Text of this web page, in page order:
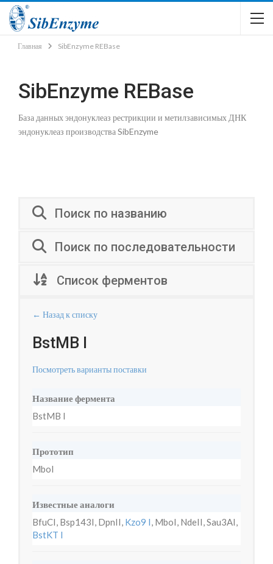
Главная SibEnzyme REBase
SibEnzyme REBase
База данных эндонуклеаз рестрикции и метилзависимых ДНК
эндонуклеаз производства SibEnzyme
Поиск по названию
Поиск по последовательности
Список ферментов
← Назад к списку
BstMB I
Посмотреть варианты поставки
Название фермента
BstMB I
Прототип
MboI
Известные аналоги
BfuCI, Bsp143I, DpnII, Kzo9 I, MboI, NdeII, Sau3AI,
BstKT I